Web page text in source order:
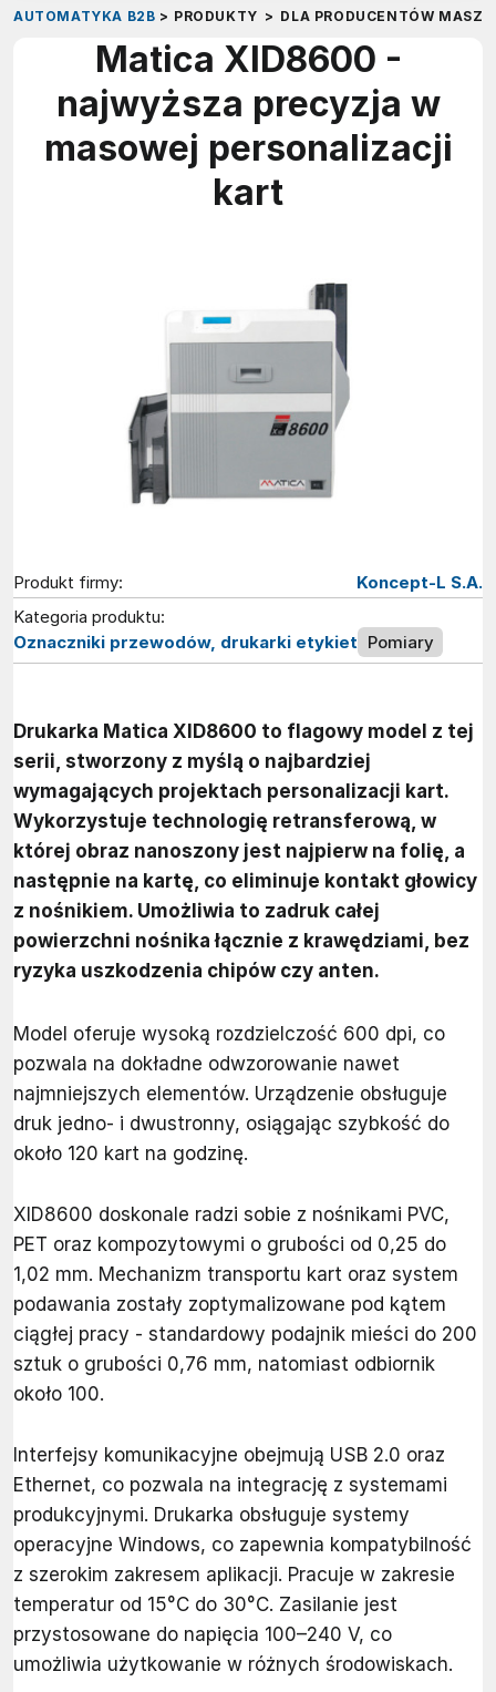
AUTOMATYKA B2B > PRODUKTY > DLA PRODUCENTÓW
Matica XID8600 -
najwyższa precyzja w
masowej personalizacji
kart
Produkt firmy:
Koncept-L S.A.
Kategoria produktu:
Oznaczniki przewodów, drukarki etykiet Pomiary
Drukarka Matica XID8600 to flagowy model z tej
serii, stworzony z myślą o najbardziej
wymagających projektach personalizacji kart.
Wykorzystuje technologię retransferową, w
której obraz nanoszony jest najpierw na folię, a
następnie na kartę, co eliminuje kontakt głowicy
z nośnikiem. Umożliwia to zadruk całej
powierzchni nośnika łącznie z krawędziami, bez
ryzyka uszkodzenia chipów czy anten.
Model oferuje wysoką rozdzielczość 600 dpi, co
pozwala na dokładne odwzorowanie nawet
najmniejszych elementów. Urządzenie obsługuje
druk jedno- i dwustronny, osiągając szybkość do
około 120 kart na godzinę.
XID8600 doskonale radzi sobie z nośnikami PVC,
PET oraz kompozytowymi o grubości od 0,25 do
1,02 mm. Mechanizm transportu kart oraz system
podawania zostały zoptymalizowane pod kątem
ciągłej pracy - standardowy podajnik mieści do 200
sztuk o grubości 0,76 mm, natomiast odbiornik
około 100.
Interfejsy komunikacyjne obejmują USB 2.0 oraz
Ethernet, co pozwala na integrację z systemami
produkcyjnymi. Drukarka obsługuje systemy
operacyjne Windows, co zapewnia kompatybilność
z szerokim zakresem aplikacji. Pracuje w zakresie
temperatur od 15°C do 30°C. Zasilanie jest
przystosowane do napięcia 100–240 V, co
umożliwia użytkowanie w różnych środowiskach.